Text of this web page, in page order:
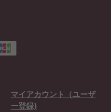
マイアカウント（ユーザ
ー登録)